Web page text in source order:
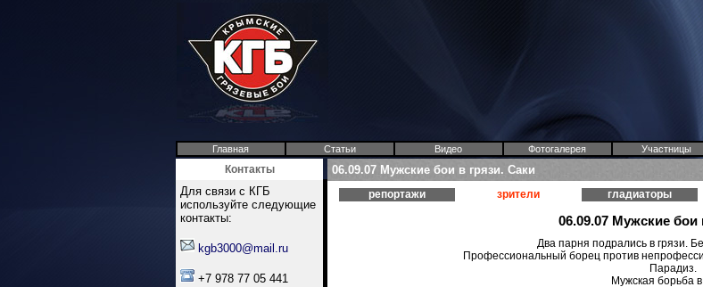
Главная
Статьи Видео Фотогалерея Участницы
Контакты
Для связи с КГБ
используйте следующие
контакты:
kgb3000@mail.ru
+7 978 77 05 441
06.09.07 Мужские бои в грязи. Саки
репортажи зрители гладиаторы
06.09.07 Мужские бои
Два парня подрались в грязи.
Профессиональный борец против
Парадиз.
Мужская борьба в